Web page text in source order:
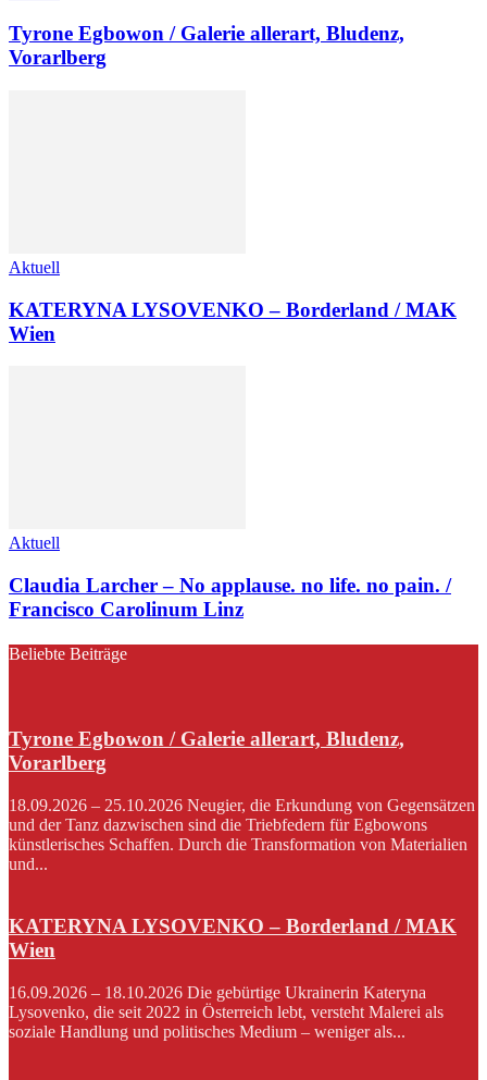
Tyrone Egbowon / Galerie allerart, Bludenz,
Vorarlberg
Aktuell
KATERYNA LYSOVENKO – Borderland / MAK
Wien
Aktuell
Claudia Larcher – No applause. no life. no pain. /
Francisco Carolinum Linz
Beliebte Beiträge
Tyrone Egbowon / Galerie allerart, Bludenz,
Vorarlberg
18.09.2026 – 25.10.2026 Neugier, die Erkundung von Gegensätzen
und der Tanz dazwischen sind die Triebfedern für Egbowons
künstlerisches Schaffen. Durch die Transformation von Materialien
und...
KATERYNA LYSOVENKO – Borderland / MAK
Wien
16.09.2026 – 18.10.2026 Die gebürtige Ukrainerin Kateryna
Lysovenko, die seit 2022 in Österreich lebt, versteht Malerei als
soziale Handlung und politisches Medium – weniger als...